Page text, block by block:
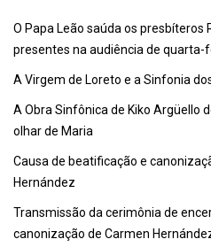
O Papa Leão saúda os
presentes na audiência de quarta-
A Virgem de Loreto e a Sinfonia
A Obra Sinfônica de Kiko Argüello
olhar de Maria
Causa de beatificação e
Hernández
Transmissão da cerimônia de
canonização de Carmen